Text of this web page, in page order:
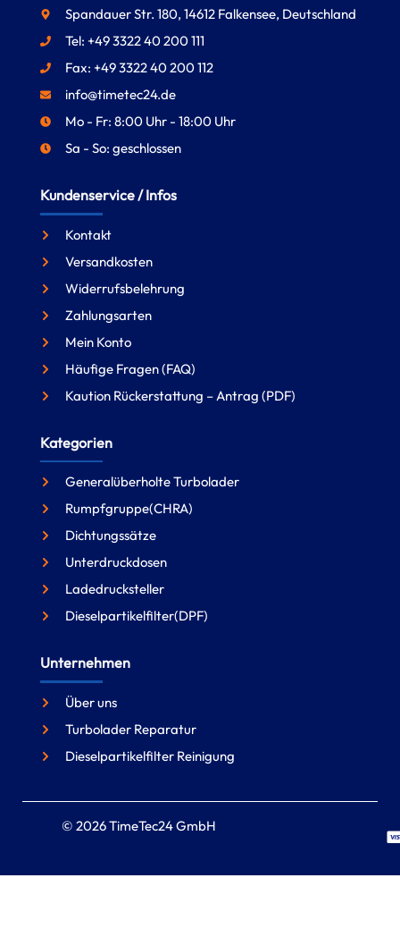
Spandauer Str. 180, 14612 Falkensee, Deutschland
Tel: +49 3322 40 200 111
Fax: +49 3322 40 200 112
info@timetec24.de
Mo - Fr: 8:00 Uhr - 18:00 Uhr
Sa - So: geschlossen
Kundenservice / Infos
Kontakt
Versandkosten
Widerrufsbelehrung
Zahlungsarten
Mein Konto
Häufige Fragen (FAQ)
Kaution Rückerstattung – Antrag (PDF)
Kategorien
Generalüberholte Turbolader
Rumpfgruppe(CHRA)
Dichtungssätze
Unterdruckdosen
Ladedrucksteller
Dieselpartikelfilter(DPF)
Unternehmen
Über uns
Turbolader Reparatur
Dieselpartikelfilter Reinigung
© 2026 TimeTec24 GmbH